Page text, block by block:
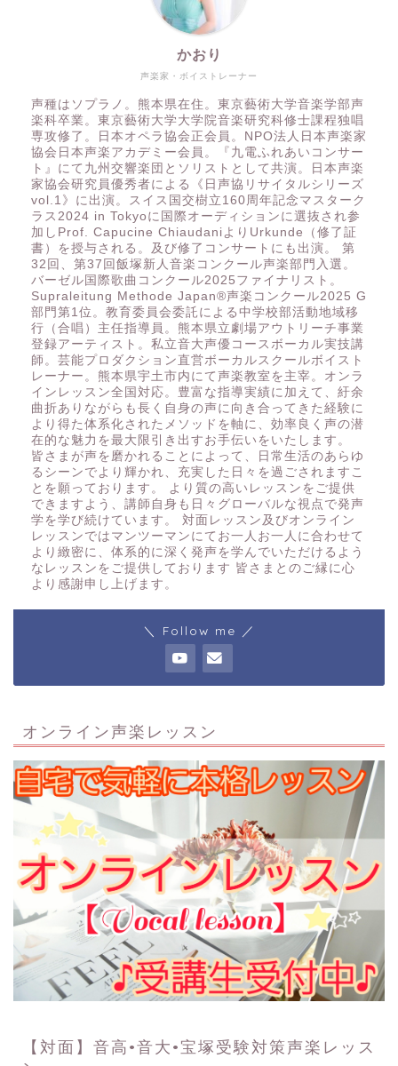
声楽家・ボイストレーナー
かおり
声種はソプラノ。熊本県在住。東京藝術大学音楽学部声
楽科卒業。東京藝術大学大学院音楽研究科修士課程独唱
専攻修了。日本オペラ協会正会員。NPO法人日本声楽家
協会日本声楽アカデミー会員。『九電ふれあいコンサー
ト』にて九州交響楽団とソリストとして共演。日本声楽
家協会研究員優秀者による《日声協リサイタルシリーズ
vol.1》に出演。スイス国交樹立160周年記念マスターク
ラス2024 in Tokyoに国際オーディションに選抜され参
加しProf. Capucine ChiaudaniよりUrkunde（修了証
書）を授与される。及び修了コンサートにも出演。 第
32回、第37回飯塚新人音楽コンクール声楽部門入選。
バーゼル国際歌曲コンクール2025ファイナリスト。
Supraleitung Methode Japan®️声楽コンクール2025 G
部門第1位。教育委員会委託による中学校部活動地域移
行（合唱）主任指導員。熊本県立劇場アウトリーチ事業
登録アーティスト。私立音大声優コースボーカル実技講
師。芸能プロダクション直営ボーカルスクールボイスト
レーナー。熊本県宇土市内にて声楽教室を主宰。オンラ
インレッスン全国対応。豊富な指導実績に加えて、紆余
曲折ありながらも長く自身の声に向き合ってきた経験に
より得た体系化されたメソッドを軸に、効率良く声の潜
在的な魅力を最大限引き出すお手伝いをいたします。
皆さまが声を磨かれることによって、日常生活のあらゆ
るシーンでより輝かれ、充実した日々を過ごされますこ
とを願っております。 より質の高いレッスンをご提供
できますよう、講師自身も日々グローバルな視点で発声
学を学び続けています。 対面レッスン及びオンライン
レッスンではマンツーマンにてお一人お一人に合わせて
より緻密に、体系的に深く発声を学んでいただけるよう
なレッスンをご提供しております 皆さまとのご縁に心
より感謝申し上げます。
＼ Follow me ／
オンライン声楽レッスン
【対面】音高•音大•宝塚受験対策声楽レッス